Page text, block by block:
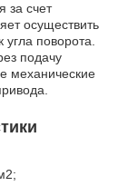
за счет
осуществить
угла поворота.
подачу
механические